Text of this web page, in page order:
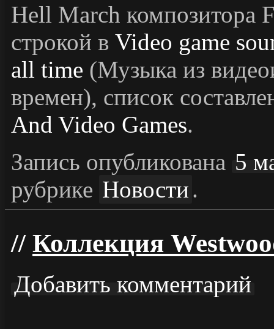
Hell March композитора
строкой в Video game
all time (Музыка из
времен), список
And Video Games.
Запись опубликована 5
рубрике Новости.
Коллекция
Добавить комментарий